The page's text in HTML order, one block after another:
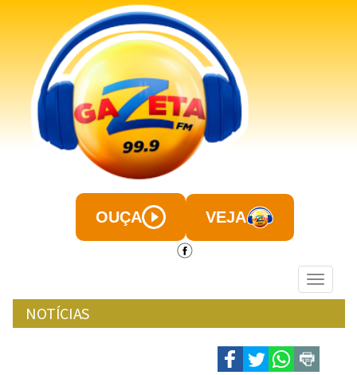
OUÇA VEJA
NOTÍCIAS